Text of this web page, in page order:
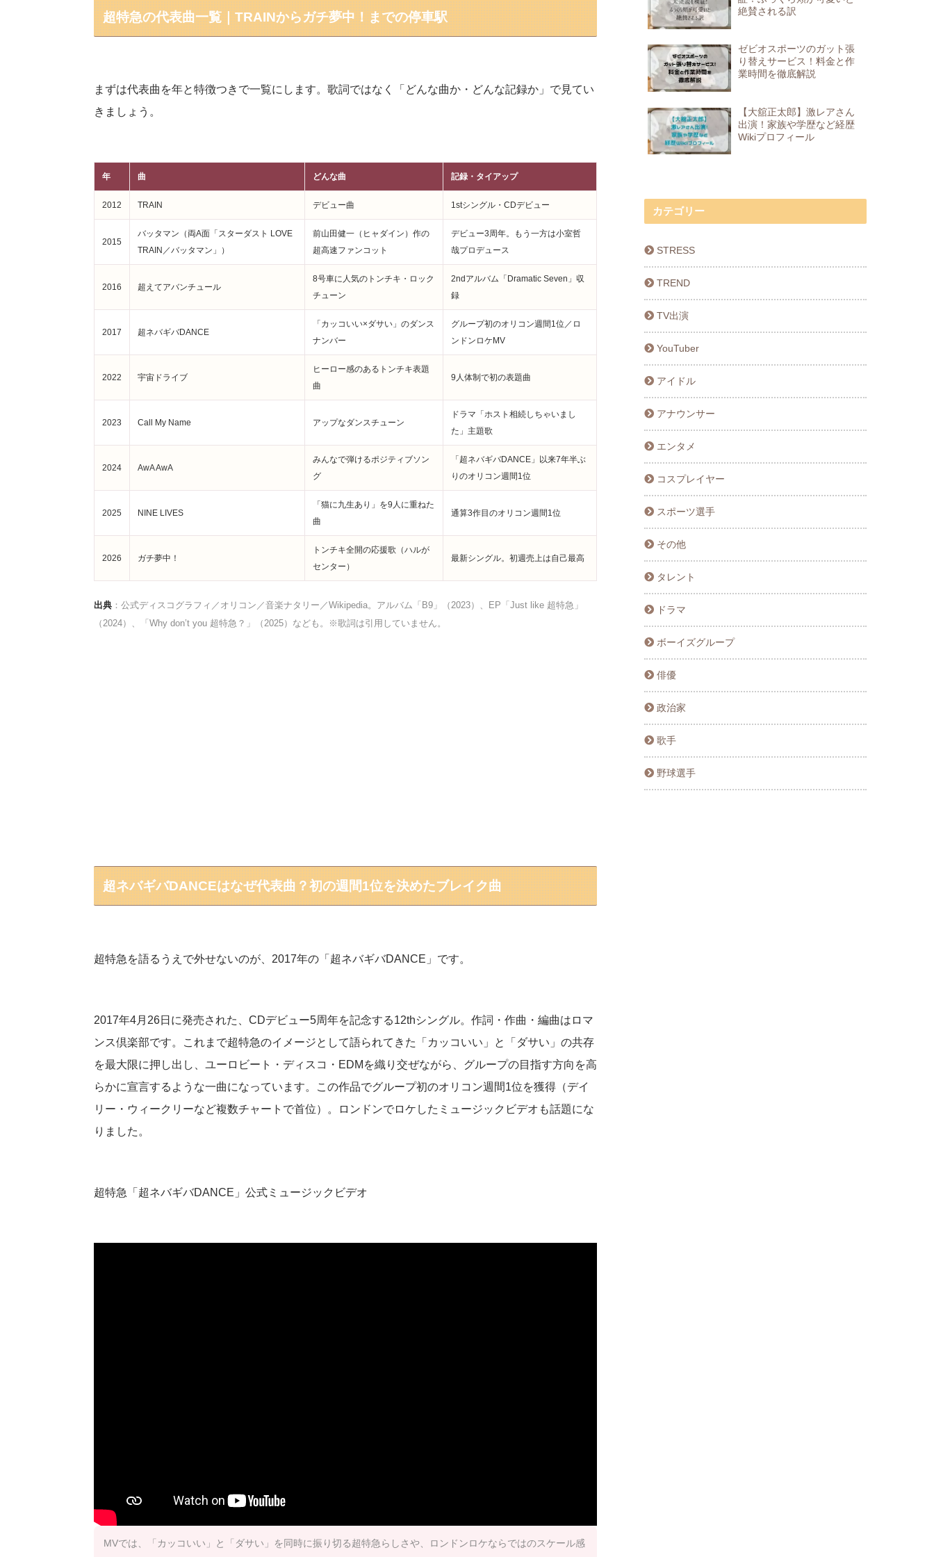
超特急の代表曲一覧｜TRAINからガチ夢中！までの停車駅
まずは代表曲を年と特徴つきで一覧にします。歌詞ではなく「どんな曲か・どんな記録か」で見てい
きましょう。
年 曲 どんな曲 記録・タイアップ
2012 TRAIN デビュー曲 1stシングル・CDデビュー
2015
バッタマン（両A面「スターダスト LOVE
TRAIN／バッタマン」）
前山田健一（ヒャダイン）作の
超高速ファンコット
デビュー3周年。もう一方は小室哲
哉プロデュース
2016 超えてアバンチュール
8号車に人気のトンチキ・ロック
チューン
2ndアルバム「Dramatic Seven」収
録
2017 超ネバギバDANCE
「カッコいい×ダサい」のダンス
ナンバー
グループ初のオリコン週間1位／ロ
ンドンロケMV
2022 宇宙ドライブ
ヒーロー感のあるトンチキ表題
曲
9人体制で初の表題曲
2023 Call My Name アップなダンスチューン
ドラマ「ホスト相続しちゃいまし
た」主題歌
2024 AwA AwA
みんなで弾けるポジティブソン
グ
「超ネバギバDANCE」以来7年半ぶ
りのオリコン週間1位
2025 NINE LIVES
「猫に九生あり」を9人に重ねた
曲
通算3作目のオリコン週間1位
2026 ガチ夢中！
トンチキ全開の応援歌（ハルが
センター）
最新シングル。初週売上は自己最高
出典 ：公式ディスコグラフィ／オリコン／音楽ナタリー／Wikipedia。アルバム「B9」（2023）、EP「Just like 超特急」
（2024）、「Why don’t you 超特急？」（2025）なども。※歌詞は引用していません。
超ネバギバDANCEはなぜ代表曲？初の週間1位を決めたブレイク曲
超特急を語るうえで外せないのが、2017年の「超ネバギバDANCE」です。
2017年4月26日に発売された、CDデビュー5周年を記念する12thシングル。作詞・作曲・編曲はロマ
ンス倶楽部です。これまで超特急のイメージとして語られてきた「カッコいい」と「ダサい」の共存
を最大限に押し出し、ユーロビート・ディスコ・EDMを織り交ぜながら、グループの目指す方向を高
らかに宣言するような一曲になっています。この作品でグループ初のオリコン週間1位を獲得（デイ
リー・ウィークリーなど複数チャートで首位）。ロンドンでロケしたミュージックビデオも話題にな
りました。
超特急「超ネバギバDANCE」公式ミュージックビデオ
MVでは、「カッコいい」と「ダサい」を同時に振り切る超特急らしさや、ロンドンロケならではのスケール感
絶賛される訳
ゼビオスポーツのガット張
り替えサービス！料金と作
業時間を徹底解説
【大舘正太郎】激レアさん
出演！家族や学歴など経歴
Wikiプロフィール
カテゴリー
STRESS
TREND
TV出演
YouTuber
アイドル
アナウンサー
エンタメ
コスプレイヤー
スポーツ選手
その他
タレント
ドラマ
ボーイズグループ
俳優
政治家
歌手
野球選手